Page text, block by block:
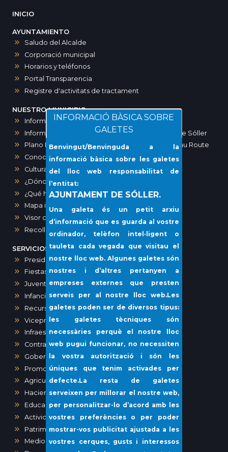
INICIO
AYUNTAMIENTO
Saludo del Alcalde
Corporació municipal
Horarios y teléfonos
Portal Transparencia
Registre d'activitats de tractament
NUESTRO MUNICIPIO
Informació Zona de Baixes Emissions ZBE
Informació zones d’aparcament a Sóller i port de Sóller
Plano Maps SOLLER. Ruta modernista-Art Noveau Route
Conocer Sóller
Cultura
¿Dónde ir?
¿Qué hacer?
Mapa interactivo de los comercios de Sóller
Visor cartográfico (IDE)
Recollida porta a porta i voluminosos
SERVICIOS MUNICIPALES
Presidencia, Comunicación, Prensa y Protocolo
Fiestas
Juventud
Infancia e igualdad
Recursos humanos
Vicepresidencia y Administración General
Infraestructuras y Vías Públicas
Contratación
Gobernación
Promoción Económica y Desarrollo Local
Agricultura, Ganadería, Pesca
Hacienda
Educación
Actividades, Obras y Urbanismo
Patrimonio
Medio Ambiente
INFORMACIÓ BÀSICA SOBRE
GALETES
Benvingut/Benvinguda a la
informació bàsica sobre les galetes
del lloc web responsabilitat de
l’entitat:
AJUNTAMENT DE SÓLLER.
Una galeta és un petit arxiu
d’informació que es guarda al vostre
ordinador, telèfon intel·ligent o
tauleta cada vegada que visitau el
nostre lloc web. Algunes galetes són
nostres i d’altres pertanyen a
empreses externes que presten
serveis per al nostre lloc web.Les
galetes poden ser de diversos tipus:
les galetes tècniques són
necessàries perquè el nostre lloc
web pugui funcionar, no necessiten
la vostra autorització i són les
úniques que tenim activades per
defecte.La resta de galetes
serveixen per millorar el nostre web,
per personalitzar-lo d’acord amb les
vostres preferències o per poder
mostrar-vos publicitat ajustada a les
vostres cerques, gusts i interessos